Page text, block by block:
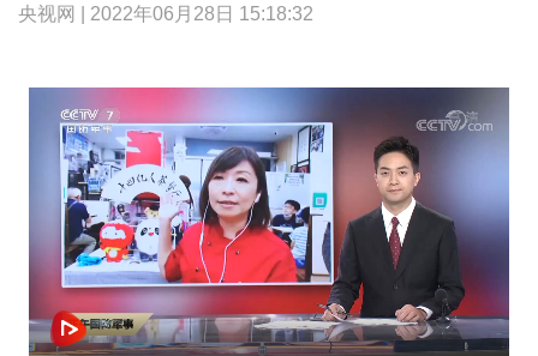
央视网 | 2022年06月28日 15:18:32